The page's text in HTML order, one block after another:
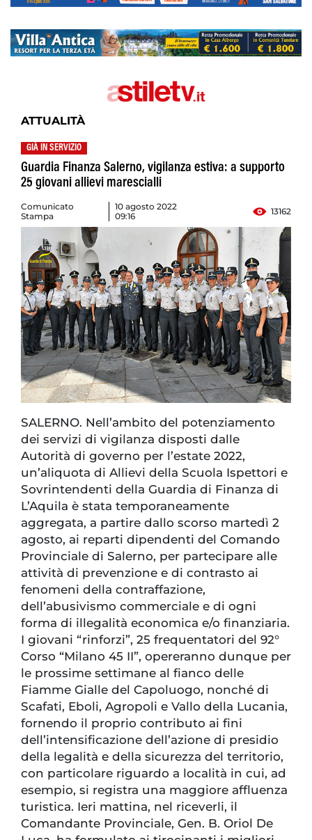
ATTUALITÀ
GIÀ IN SERVIZIO
Guardia Finanza Salerno, vigilanza estiva: a supporto
25 giovani allievi marescialli
Comunicato
Stampa
10 agosto 2022
09:16
13162
SALERNO. Nell’ambito del potenziamento
dei servizi di vigilanza disposti dalle
Autorità di governo per l’estate 2022,
un’aliquota di Allievi della Scuola Ispettori e
Sovrintendenti della Guardia di Finanza di
L’Aquila è stata temporaneamente
aggregata, a partire dallo scorso martedì 2
agosto, ai reparti dipendenti del Comando
Provinciale di Salerno, per partecipare alle
attività di prevenzione e di contrasto ai
fenomeni della contraffazione,
dell’abusivismo commerciale e di ogni
forma di illegalità economica e/o finanziaria.
I giovani “rinforzi”, 25 frequentatori del 92°
Corso “Milano 45 II”, opereranno dunque per
le prossime settimane al fianco delle
Fiamme Gialle del Capoluogo, nonché di
Scafati, Eboli, Agropoli e Vallo della Lucania,
fornendo il proprio contributo ai fini
dell’intensificazione dell’azione di presidio
della legalità e della sicurezza del territorio,
con particolare riguardo a località in cui, ad
esempio, si registra una maggiore affluenza
turistica. Ieri mattina, nel riceverli, il
Comandante Provinciale, Gen. B. Oriol De